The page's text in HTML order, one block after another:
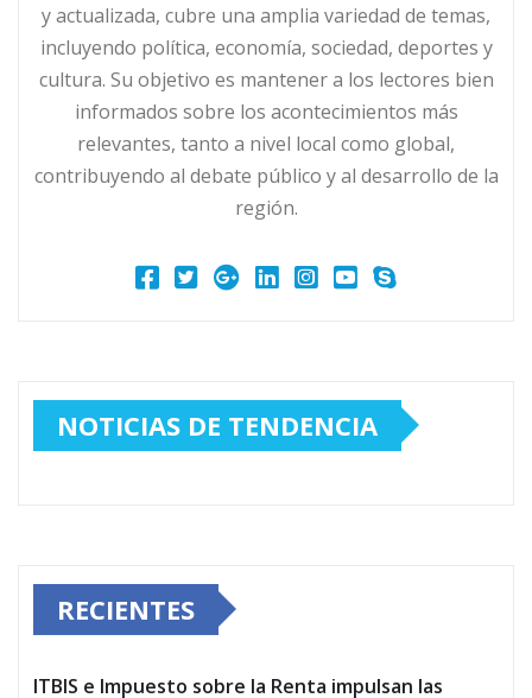
y actualizada, cubre una amplia variedad de temas,
incluyendo política, economía, sociedad, deportes y
cultura. Su objetivo es mantener a los lectores bien
informados sobre los acontecimientos más
relevantes, tanto a nivel local como global,
contribuyendo al debate público y al desarrollo de la
región.
NOTICIAS DE TENDENCIA
RECIENTES
ITBIS e Impuesto sobre la Renta impulsan las